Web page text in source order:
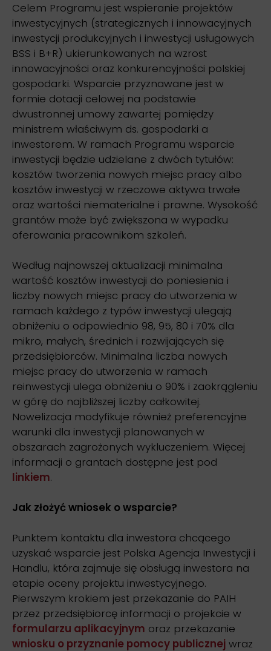
Celem Programu jest wspieranie projektów
inwestycyjnych (strategicznych i innowacyjnych
inwestycji produkcyjnych i inwestycji usługowych
BSS i B+R) ukierunkowanych na wzrost
innowacyjności oraz konkurencyjności polskiej
gospodarki. Wsparcie przyznawane jest w
formie dotacji celowej na podstawie
dwustronnej umowy zawartej pomiędzy
ministrem właściwym ds. gospodarki a
inwestorem. W ramach Programu wsparcie
inwestycji będzie udzielane z dwóch tytułów:
kosztów tworzenia nowych miejsc pracy albo
kosztów inwestycji w rzeczowe aktywa trwałe
oraz wartości niematerialne i prawne. Wysokość
grantów może być zwiększona w wypadku
oferowania pracownikom szkoleń.
Według najnowszej aktualizacji minimalna
wartość kosztów inwestycji do poniesienia i
liczby nowych miejsc pracy do utworzenia w
ramach każdego z typów inwestycji ulegają
obniżeniu o odpowiednio 98, 95, 80 i 70% dla
mikro, małych, średnich i rozwijających się
przedsiębiorców. Minimalna liczba nowych
miejsc pracy do utworzenia w ramach
reinwestycji ulega obniżeniu o 90% i zaokrągleniu
w górę do najbliższej liczby całkowitej.
Nowelizacja modyfikuje również preferencyjne
warunki dla inwestycji planowanych w
obszarach zagrożonych wykluczeniem. Więcej
informacji o grantach dostępne jest pod
linkiem.
Jak złożyć wniosek o wsparcie?
Punktem kontaktu dla inwestora chcącego
uzyskać wsparcie jest Polska Agencja Inwestycji i
Handlu, która zajmuje się obsługą inwestora na
etapie oceny projektu inwestycyjnego.
Pierwszym krokiem jest przekazanie do PAIH
przez przedsiębiorcę informacji o projekcie w
formularzu aplikacyjnym oraz przekazanie
wniosku o przyznanie pomocy publicznej wraz